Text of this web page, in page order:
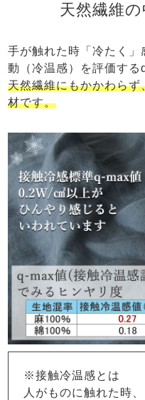
天然繊維
手が触れた時「冷たく」
動（冷温感）を評価す
天然繊維にもかかわら
材です。
※接触冷温感とは
人がものに触れた時